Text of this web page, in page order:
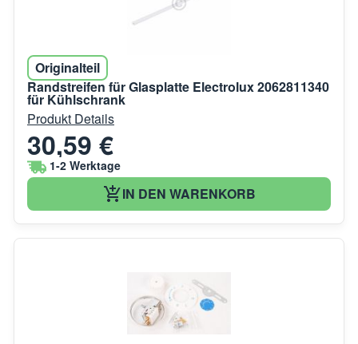
Originalteil
Randstreifen für Glasplatte Electrolux 2062811340
für Kühlschrank
Produkt Details
30,59 €
1-2 Werktage
IN DEN WARENKORB